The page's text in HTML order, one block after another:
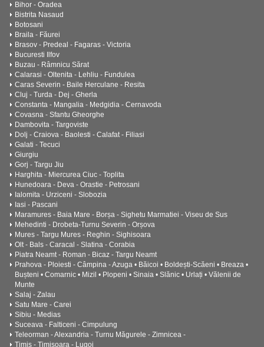
Bihor - Oradea
Bistrita Nasaud
Botosani
Braila - Făurei
Brasov - Predeal - Fagaras - Victoria
Bucuresti Ilfov
Buzau - Râmnicu Sărat
Calarasi - Oltenita - Lehliu - Fundulea
Caras Severin - Baile Herculane - Resita
Cluj - Turda - Dej - Gherla
Constanta - Mangalia - Medgidia - Cernavoda
Covasna - Sfantu Gheorghe
Dambovita - Targoviste
Dolj - Craiova - Baolesti - Calafat - Filiasi
Galati - Tecuci
Giurgiu
Gorj - Targu Jiu
Harghita - Miercurea Ciuc - Toplita
Hunedoara - Deva - Orastie - Petrosani
Ialomita - Urziceni - Slobozia
Iasi - Pascani
Maramures - Baia Mare - Borșa - Sighetu Marmatiei - Viseu de Sus
Mehedinti - Drobeta-Turnu Severin - Orșova
Mures - Targu Mures - Reghin - Sighisoara
Olt - Bals - Caracal - Slatina - Corabia
Piatra Neamt - Roman - Bicaz - Targu Neamt
Prahova - Ploiesti - Câmpina - Azuga • Băicoi • Boldești-Scăeni • Breaza •
Bușteni • Comarnic • Mizil • Plopeni • Sinaia • Slănic • Urlați • Vălenii de
Munte
Salaj - Zalau
Satu Mare - Carei
Sibiu - Medias
Suceava - Falticeni - Cimpulung
Teleorman - Alexandria - Turnu Măgurele - Zimnicea -
Timis - Timisoara - Lugoj